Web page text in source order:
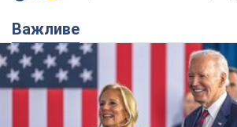
Важливе